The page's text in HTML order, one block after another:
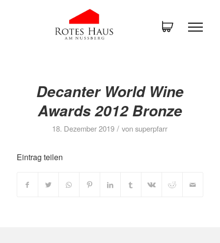
Decanter World Wine
Awards 2012 Bronze
18. Dezember 2019 / vonsuperpfarr
Eintrag teilen